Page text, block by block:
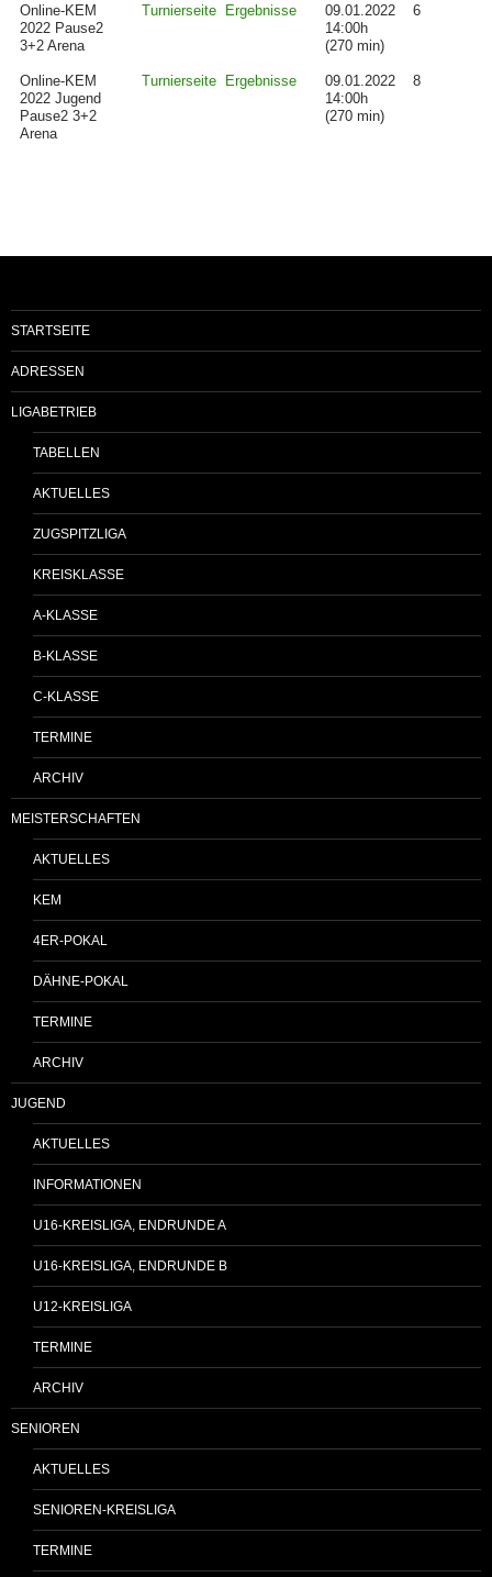
Online-KEM
2022 Pause2
3+2 Arena
Turnierseite Ergebnisse
09.01.2022
14:00h
(270 min)
6
Online-KEM
2022 Jugend
Pause2 3+2
Arena
Turnierseite Ergebnisse
09.01.2022
14:00h
(270 min)
8
STARTSEITE
ADRESSEN
LIGABETRIEB
TABELLEN
AKTUELLES
ZUGSPITZLIGA
KREISKLASSE
A-KLASSE
B-KLASSE
C-KLASSE
TERMINE
ARCHIV
MEISTERSCHAFTEN
AKTUELLES
KEM
4ER-POKAL
DÄHNE-POKAL
TERMINE
ARCHIV
JUGEND
AKTUELLES
INFORMATIONEN
U16-KREISLIGA, ENDRUNDE A
U16-KREISLIGA, ENDRUNDE B
U12-KREISLIGA
TERMINE
ARCHIV
SENIOREN
AKTUELLES
SENIOREN-KREISLIGA
TERMINE